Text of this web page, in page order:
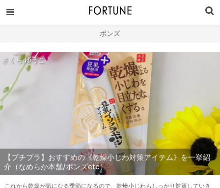
ポンズ
さくら ゆうこ
【プチプラ】おすすめの《乾燥小じわ対策アイテム》を一挙紹
介（なめらか本舗/ポンズetc）
これから乾燥が気になる季節になるので、乾燥小じわもしっかり対策していき